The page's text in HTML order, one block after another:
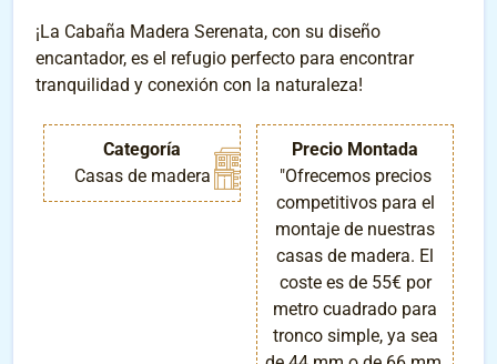
¡La Cabaña Madera Serenata, con su diseño
encantador, es el refugio perfecto para encontrar
tranquilidad y conexión con la naturaleza!
Categoría
Casas de madera
Precio Montada
"Ofrecemos precios
competitivos para el
montaje de nuestras
casas de madera. El
coste es de 55€ por
metro cuadrado para
tronco simple, ya sea